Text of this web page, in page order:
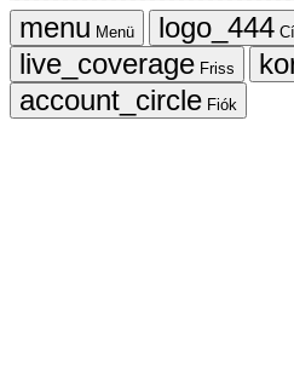
Menü
Friss
Fiók